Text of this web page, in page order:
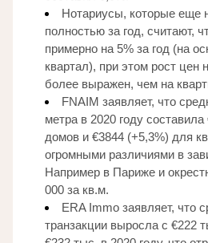
Нотариусы, которые еще
полностью за год, считают,
примерно на 5% за год (на
квартал), при этом рост цен
более выражен, чем на
FNAIM заявляет, что
метра в 2020 году
домов и €3844 (+5,3%) для
огромными различиями в
Например в Париже и
000 за кв.м.
ERA Immo заявляет, что
транзакции выросла с €222